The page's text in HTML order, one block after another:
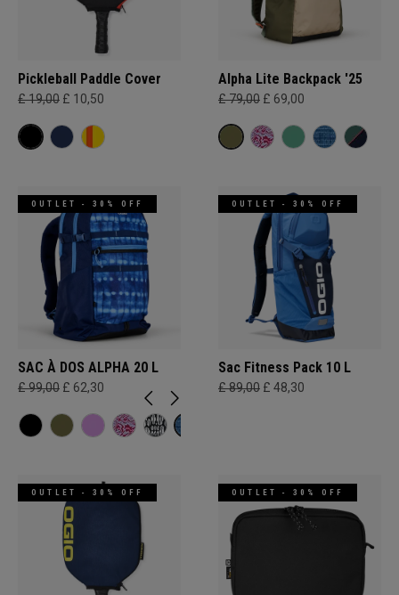
Pickleball Paddle Cover
£ 19,00 £ 10,50
Alpha Lite Backpack '25
£ 79,00 £ 69,00
OUTLET - 30% OFF
SAC À DOS ALPHA 20 L
£ 99,00 £ 62,30
OUTLET - 30% OFF
Sac Fitness Pack 10 L
£ 89,00 £ 48,30
OUTLET - 30% OFF OUTLET - 30% OFF